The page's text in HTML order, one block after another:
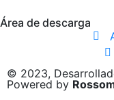
Área de descarga
© 2023,
Powered by